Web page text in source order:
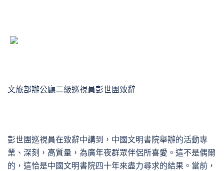
文旅部辦公廳二級巡視員彭世團致辭
彭世團巡視員在致辭中講到，中國文明書院舉辦的活動專
業、深刻，高質量，為廣年夜群眾伴侶所喜愛。這不是偶爾
的，這恰是中國文明書院四十年來盡力尋求的結果。當前，